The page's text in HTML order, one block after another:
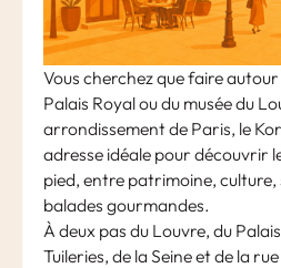
Vous cherchez que faire
Palais Royal ou du musée du
arrondissement de Paris, le
adresse idéale pour découvrir
pied, entre patrimoine,
balades gourmandes.
À deux pas du Louvre, du
Tuileries, de la Seine et de la